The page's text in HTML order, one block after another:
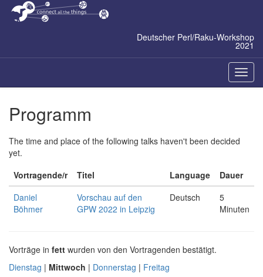
Zum
Inhalt
Deutscher Perl/Raku-Workshop
2021
ein-/
Programm
The time and place of the following talks haven't been decided
yet.
Vortragende/r
Titel Language
Dauer
Daniel
Böhmer
‎Vorschau auf den
GPW 2022 in Leipzig‎
Deutsch
5
Minuten
Vorträge in fett wurden von den Vortragenden bestätigt.
Dienstag | Mittwoch | Donnerstag | Freitag